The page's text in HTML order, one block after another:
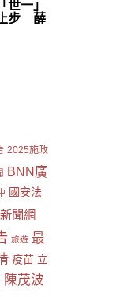
世一」
步 薛
可以做
2025施政
BNN廣
國安法
聞網
旅遊 最
疫苗 立
陳茂波